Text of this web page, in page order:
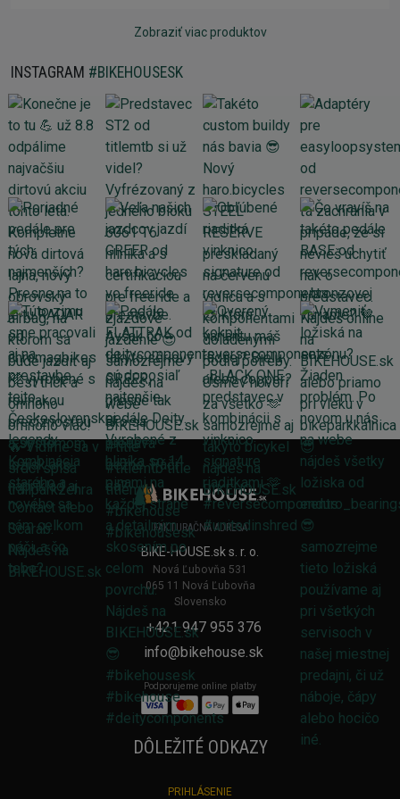
Zobraziť viac produktov
INSTAGRAM #BIKEHOUSESK
FAKTURAČNÁ ADRESA
BIKE-HOUSE.sk s. r. o.
Nová Ľubovňa 531
065 11 Nová Ľubovňa
Slovensko
+421 947 955 376
info@bikehouse.sk
Podporujeme online platby
DÔLEŽITÉ ODKAZY
PRIHLÁSENIE